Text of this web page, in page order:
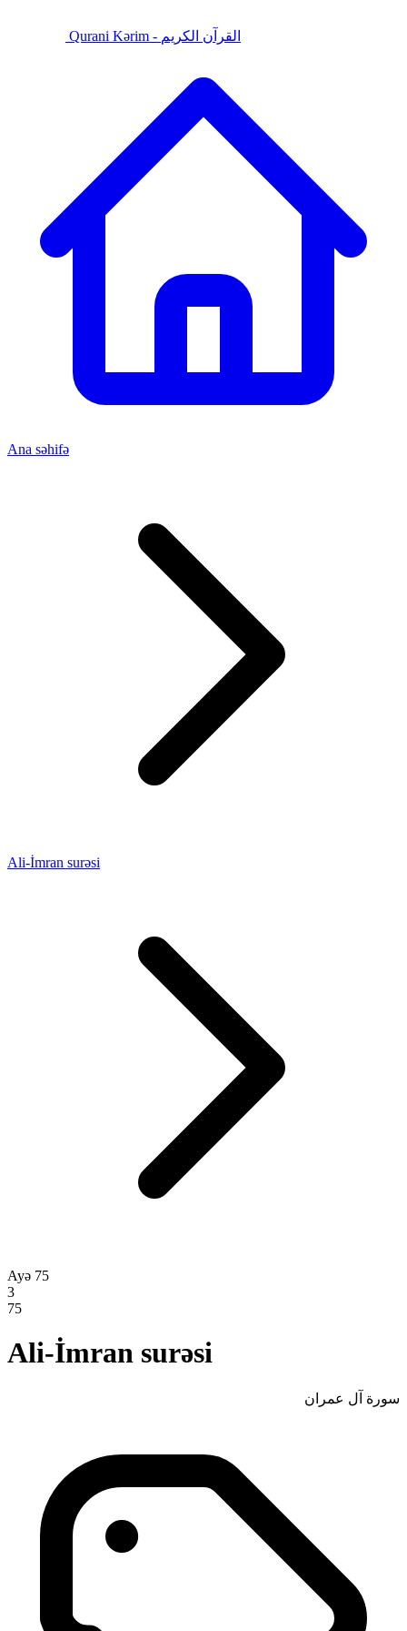
Qurani Kərim - القرآن الكريم
Ana səhifə
Ali-İmran surəsi
Ayə 75
3
75
Ali-İmran surəsi
سورة آل عمران